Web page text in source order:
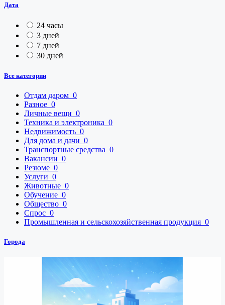
Дата
24 часы
3 дней
7 дней
30 дней
Все категории
Отдам даром 0
Разное 0
Личные вещи 0
Техника и электроника 0
Недвижимость 0
Для дома и дачи 0
Транспортные средства 0
Вакансии 0
Резюме 0
Услуги 0
Животные 0
Обучение 0
Общество 0
Спрос 0
Промышленная и сельскохозяйственная продукция 0
Города